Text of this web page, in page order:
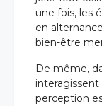
une fois, les
en
bien-être
De même,
interagissent
perception